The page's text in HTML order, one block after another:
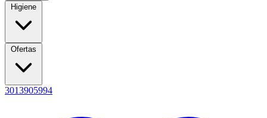
Higiene
Ofertas
3013905994